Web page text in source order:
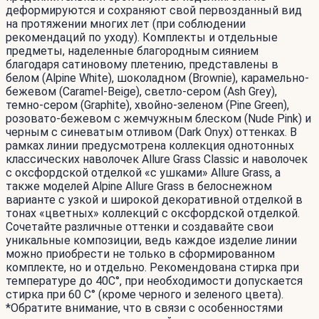
деформируются и сохраняют свой первозданный вид
на протяжении многих лет (при соблюдении
рекомендаций по уходу). Комплекты и отдельные
предметы, наделенные благородным сиянием
благодаря сатиновому плетению, представлены в
белом (Alpine White), шоколадном (Brownie), карамельно-
бежевом (Caramel-Beige), светло-сером (Ash Grey),
темно-сером (Graphite), хвойно-зеленом (Pine Green),
розовато-бежевом с жемчужным блеском (Nude Pink) и
черным c синеватым отливом (Dark Onyx) оттенках. В
рамках линии предусмотрена коллекция однотонных
классических наволочек Allure Grass Classic и наволочек
с оксфордской отделкой «с ушками» Allure Grass, а
также моделей Alpine Allure Grass в белоснежном
варианте с узкой и широкой декоративной отделкой в
тонах «цветных» коллекций с оксфордской отделкой.
Сочетайте различные оттенки и создавайте свои
уникальные композиции, ведь каждое изделие линии
можно приобрести не только в сформированном
комплекте, но и отдельно. Рекомендована стирка при
температуре до 40С°, при необходимости допускается
стирка при 60 С° (кроме черного и зеленого цвета).
*Обратите внимание, что в связи с особенностями